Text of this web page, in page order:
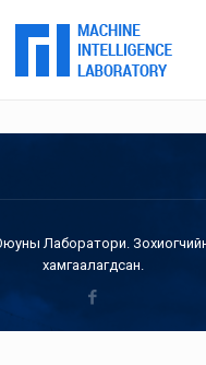
Лаборатори. Зохиогчийн
хамгаалагдсан.